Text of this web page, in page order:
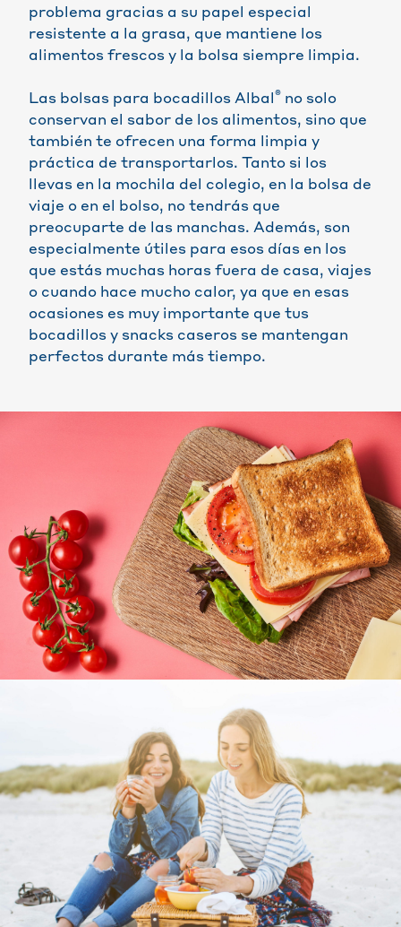
problema gracias a su papel especial
resistente a la grasa, que mantiene los
alimentos frescos y la bolsa siempre limpia.
Las bolsas para bocadillos Albal ® no solo
conservan el sabor de los alimentos, sino que
también te ofrecen una forma limpia y
práctica de transportarlos. Tanto si los
llevas en la mochila del colegio, en la bolsa de
viaje o en el bolso, no tendrás que
preocuparte de las manchas. Además, son
especialmente útiles para esos días en los
que estás muchas horas fuera de casa, viajes
o cuando hace mucho calor, ya que en esas
ocasiones es muy importante que tus
bocadillos y snacks caseros se mantengan
perfectos durante más tiempo.